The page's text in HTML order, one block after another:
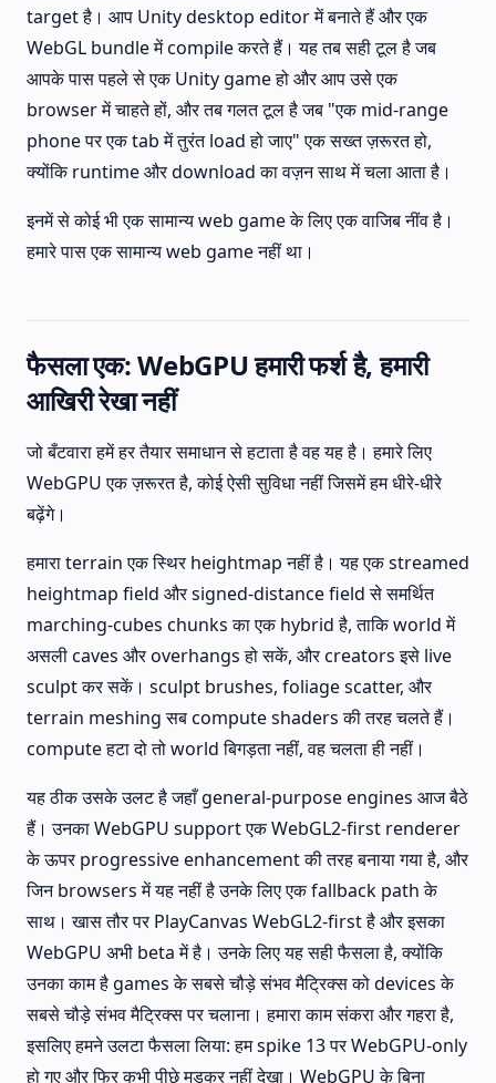
target है। आप Unity desktop editor में बनाते हैं और एक
WebGL bundle में compile करते हैं। यह तब सही टूल है जब
आपके पास पहले से एक Unity game हो और आप उसे एक
browser में चाहते हों, और तब गलत टूल है जब "एक mid-range
phone पर एक tab में तुरंत load हो जाए" एक सख्त ज़रूरत हो,
क्योंकि runtime और download का वज़न साथ में चला आता है।
इनमें से कोई भी एक सामान्य web game के लिए एक वाजिब नींव है।
हमारे पास एक सामान्य web game नहीं था।
फैसला एक: WebGPU हमारी फर्श है, हमारी
आखिरी रेखा नहीं
जो बँटवारा हमें हर तैयार समाधान से हटाता है वह यह है। हमारे लिए
WebGPU एक ज़रूरत है, कोई ऐसी सुविधा नहीं जिसमें हम धीरे-धीरे
बढ़ेंगे।
हमारा terrain एक स्थिर heightmap नहीं है। यह एक streamed
heightmap field और signed-distance field से समर्थित
marching-cubes chunks का एक hybrid है, ताकि world में
असली caves और overhangs हो सकें, और creators इसे live
sculpt कर सकें। sculpt brushes, foliage scatter, और
terrain meshing सब compute shaders की तरह चलते हैं।
compute हटा दो तो world बिगड़ता नहीं, वह चलता ही नहीं।
यह ठीक उसके उलट है जहाँ general-purpose engines आज बैठे
हैं। उनका WebGPU support एक WebGL2-first renderer
के ऊपर progressive enhancement की तरह बनाया गया है, और
जिन browsers में यह नहीं है उनके लिए एक fallback path के
साथ। खास तौर पर PlayCanvas WebGL2-first है और इसका
WebGPU अभी beta में है। उनके लिए यह सही फैसला है, क्योंकि
उनका काम है games के सबसे चौड़े संभव मैट्रिक्स को devices के
सबसे चौड़े संभव मैट्रिक्स पर चलाना। हमारा काम संकरा और गहरा है,
इसलिए हमने उलटा फैसला लिया: हम spike 13 पर WebGPU-only
हो गए और फिर कभी पीछे मुड़कर नहीं देखा। WebGPU के बिना